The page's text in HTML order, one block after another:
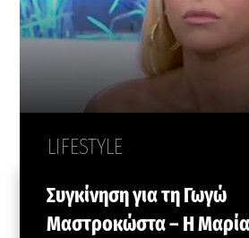
LIFESTYLE
Συγκίνηση για τη Γωγώ
Μαστροκώστα – Η